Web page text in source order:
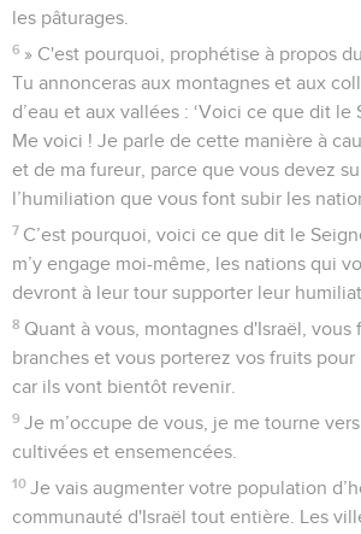
les pâturages.
6 » C'est pourquoi, prophétise à propos
Tu annonceras aux montagnes et aux
d’eau et aux vallées : ‘Voici ce que dit le
Me voici ! Je parle de cette manière à
et de ma fureur, parce que vous devez
l’humiliation que vous font subir les
7 C’est pourquoi, voici ce que dit le
m’y engage moi-même, les nations qui
devront à leur tour supporter leur
8 Quant à vous, montagnes d'Israël, vous
branches et vous porterez vos fruits pour
car ils vont bientôt revenir.
9 Je m’occupe de vous, je me tourne
cultivées et ensemencées.
10 Je vais augmenter votre population
communauté d'Israël tout entière. Les